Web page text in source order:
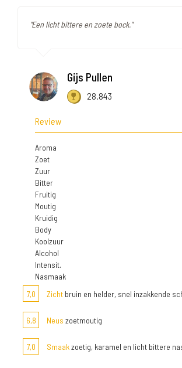
"Een licht bittere en zoete bock."
Gijs Pullen
28.843
Review
Aroma
Zoet
Zuur
Bitter
Fruitig
Moutig
Kruidig
Body
Koolzuur
Alcohol
Intensit.
Nasmaak
7,0
Zicht bruin en helder, snel inzakkende
6,8 Neus zoetmoutig
7,0 Smaakzoetig, karamel en licht bittere